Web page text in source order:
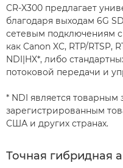
CR-X300 предлагает
благодаря выходам 6G
сетевым подключениям
как Canon XC, RTP/RTSP,
NDI|HX*, либо
потоковой передачи и
* NDI является товарным
зарегистрированным
США и других странах.
Точная гибридная